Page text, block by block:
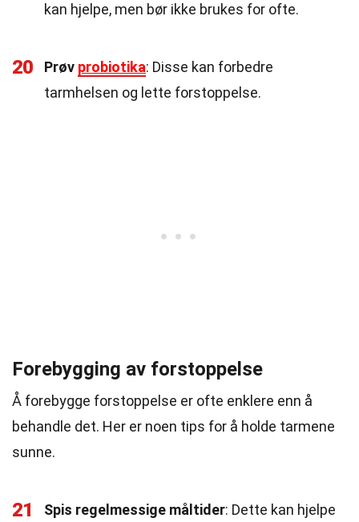
kan hjelpe, men bør ikke brukes for ofte.
20 Prøv probiotika: Disse kan forbedre
tarmhelsen og lette forstoppelse.
Forebygging av forstoppelse
Å forebygge forstoppelse er ofte enklere enn å
behandle det. Her er noen tips for å holde tarmene
sunne.
21 Spis regelmessige måltider: Dette kan hjelpe